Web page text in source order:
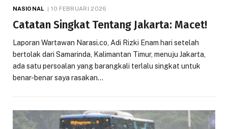
NASIONAL 10 FEBRUARI 2026
Catatan Singkat Tentang Jakarta: Macet!
Laporan Wartawan Narasi.co, Adi Rizki Enam hari setelah
bertolak dari Samarinda, Kalimantan Timur, menuju Jakarta,
ada satu persoalan yang barangkali terlalu singkat untuk
benar-benar saya rasakan…